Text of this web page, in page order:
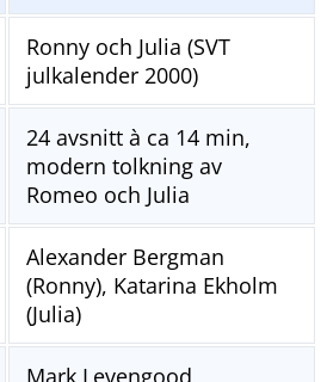
Ronny och Julia (SVT
julkalender 2000)
24 avsnitt à ca 14 min,
modern tolkning av
Romeo och Julia
Alexander Bergman
(Ronny), Katarina Ekholm
(Julia)
Mark Levengood